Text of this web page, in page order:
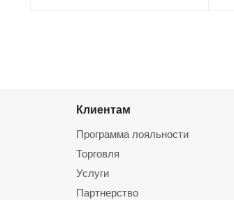
Клиентам
Программа лояльности
Торговля
Услуги
Партнерство